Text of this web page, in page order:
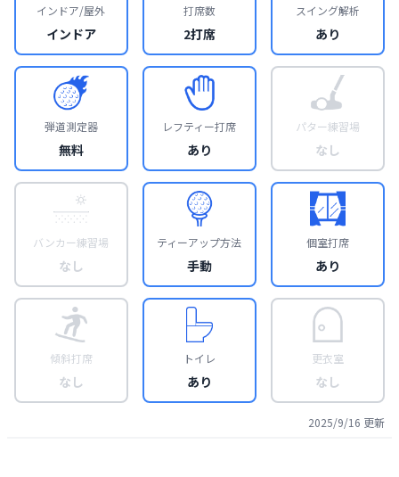
インドア/屋外
インドア
打席数
2打席
スイング解析
あり
弾道測定器
無料
レフティー打席
あり
パター練習場
なし
バンカー練習場
なし
ティーアップ方法
手動
個室打席
あり
傾斜打席
なし
トイレ
あり
更衣室
なし
2025/9/16 更新